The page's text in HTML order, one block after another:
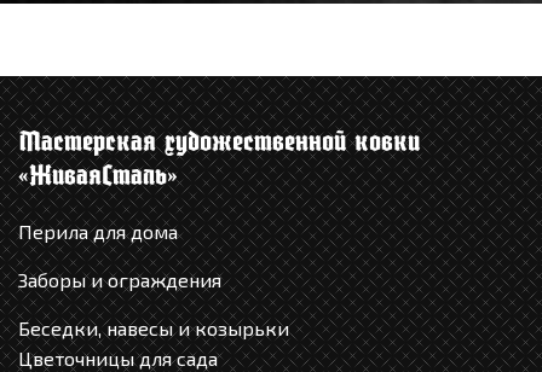
Мастерская художественной ковки
«ЖиваяCталь»
Перила для дома
Заборы и ограждения
Беседки, навесы и козырьки
Цветочницы для сада